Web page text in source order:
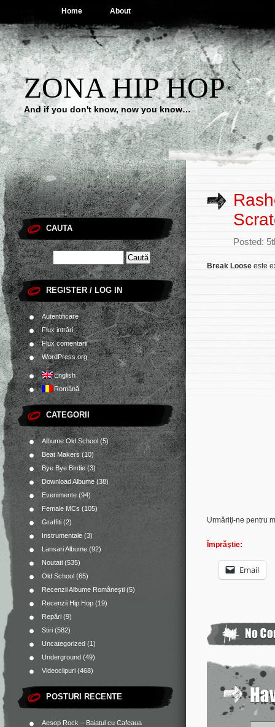
Home About
ZONA HIP HOP
And if you don't know, now you know…
CAUTA
REGISTER / LOG IN
Autentificare
Flux intrări
Flux comentarii
WordPress.org
English
Română
CATEGORII
Albume Old School(5)
Beat Makers(10)
Bye Bye Birdie(3)
Download Albume (38)
Evenimente (94)
Female MCs (105)
Graffiti (2)
Instrumentale (3)
Lansari Albume (92)
Noutati (535)
Old School (65)
Recenzii Albume Româneşti (5)
Recenzii Hip Hop (19)
Repări (9)
Stiri (582)
Uncategorized (1)
Underground (49)
Videoclipuri (468)
POSTURI RECENTE
Aesop Rock – Baiatul cu Cafeaua
Posted:
Break Loose este
Urmăriţi-ne pentru
Împrăştie:
Email